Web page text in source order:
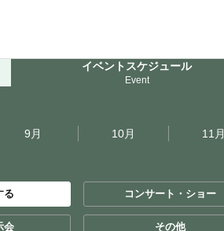
イベントスケジュール
Event
9月 10月 11月
る コンサート・ショー
会 その他